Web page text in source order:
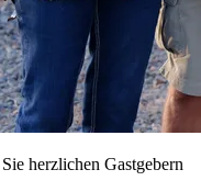
herzlichen Gastgebern